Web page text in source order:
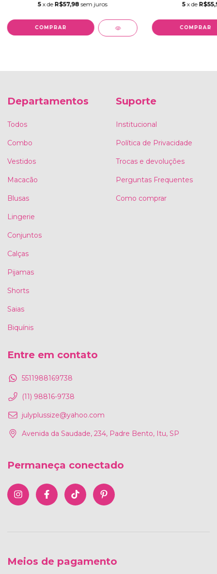
5 x de R$57,98 sem juros
COMPRAR
5 x de
COMPRAR
Departamentos
Todos
Combo
Vestidos
Macacão
Blusas
Lingerie
Conjuntos
Calças
Pijamas
Shorts
Saias
Biquínis
Suporte
Institucional
Política de Privacidade
Trocas e devoluções
Perguntas Frequentes
Como comprar
Entre em contato
5511988169738
(11) 98816-9738
julyplussize@yahoo.com
Avenida da Saudade, 234, Padre Bento, Itu, SP
Permaneça conectado
Meios de pagamento